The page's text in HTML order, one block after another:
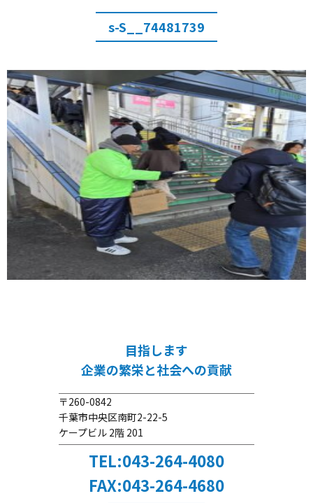
s-S__74481739
目指します
企業の繁栄と社会への貢献
〒260-0842
千葉市中央区南町2-22-5
ケープビル 2階 201
TEL:043-264-4080
FAX:043-264-4680